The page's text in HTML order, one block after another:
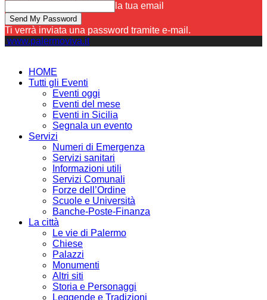
la tua email
Ti verrà inviata una password tramite e-mail.
www.palermoviva.it
HOME
Tutti gli Eventi
Eventi oggi
Eventi del mese
Eventi in Sicilia
Segnala un evento
Servizi
Numeri di Emergenza
Servizi sanitari
Informazioni utili
Servizi Comunali
Forze dell’Ordine
Scuole e Università
Banche-Poste-Finanza
La città
Le vie di Palermo
Chiese
Palazzi
Monumenti
Altri siti
Storia e Personaggi
Leggende e Tradizioni